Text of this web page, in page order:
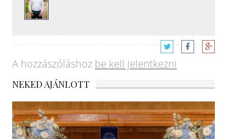
A hozzászóláshoz be kell jelentkezni
NEKED AJÁNLOTT